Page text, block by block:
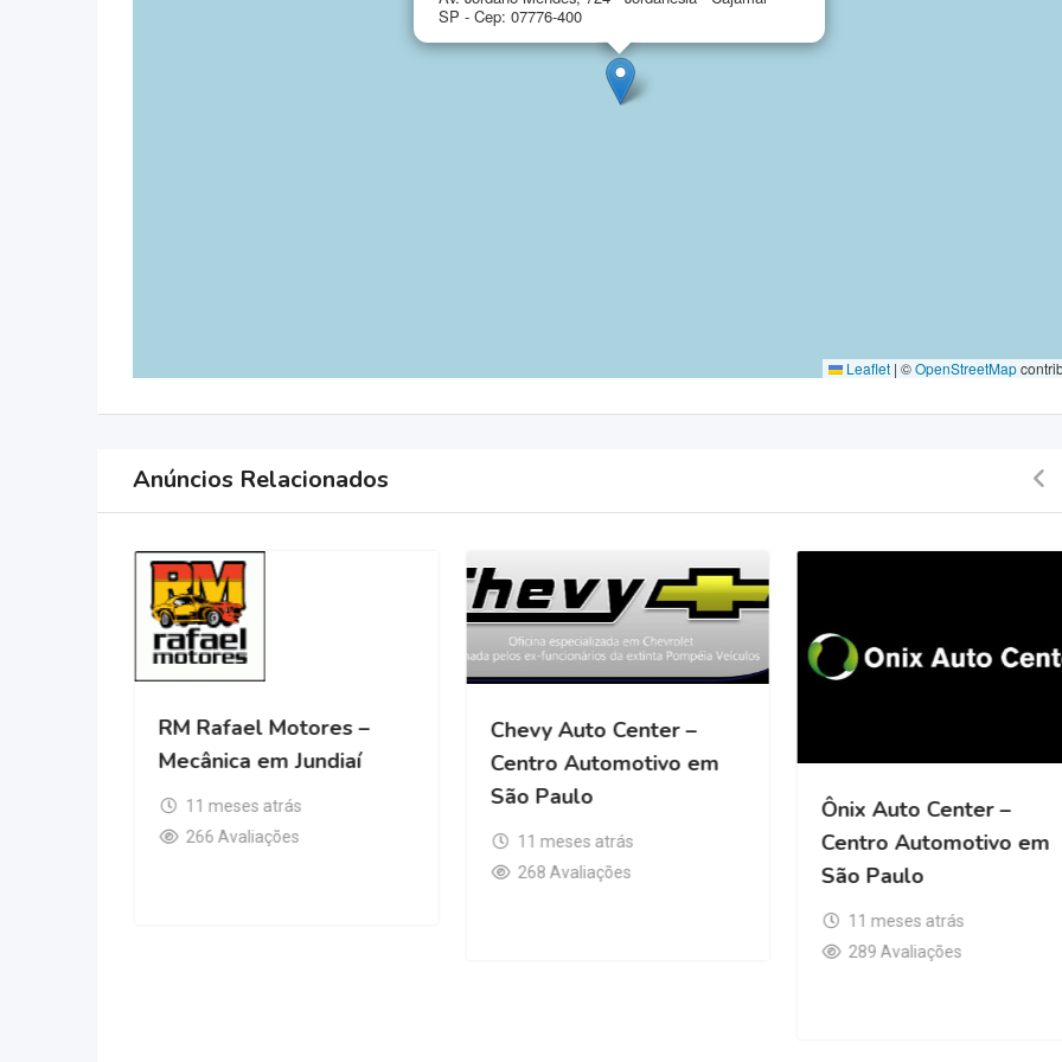
SP - Cep: 07776-400
Leaflet | ©OpenStreetMap
Anúncios Relacionados
RM Rafael Motores –
Mecânica em Jundiaí
11 meses atrás
266 Avaliações
Chevy Auto Center –
Centro Automotivo em
São Paulo
11 meses atrás
268 Avaliações
Ônix Auto Center –
Centro Automotivo em
São Paulo
11 meses atrás
289 Avaliações